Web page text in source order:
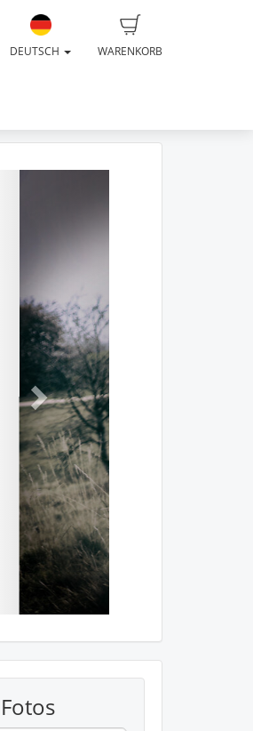
WARENKORB
DEUTSCH